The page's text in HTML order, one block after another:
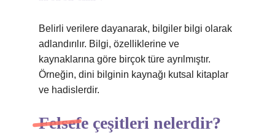
Belirli verilere dayanarak, bilgiler bilgi olarak
adlandırılır. Bilgi, özelliklerine ve
kaynaklarına göre birçok türe ayrılmıştır.
Örneğin, dini bilginin kaynağı kutsal kitaplar
ve hadislerdir.
Felsefe çeşitleri nelerdir?